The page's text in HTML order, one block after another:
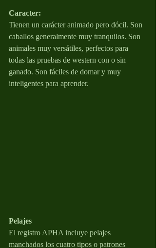
Caracter:
Tienen un carácter animado pero dócil. Son
caballos generalmente muy tranquilos. Son
animales muy versátiles, perfectos para
todas las pruebas de western con o sin
ganado. Son fáciles de domar y muy
inteligentes para aprender.
Pelajes
El registro APHA incluye pelajes
manchados los cuatro tipos o patrones